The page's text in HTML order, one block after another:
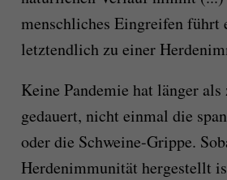
menschliches Eingreifen führt
letztendlich zu einer
Keine Pandemie hat länger als
gedauert, nicht einmal die
oder die Schweine-Grippe.
Herdenimmunität hergestellt